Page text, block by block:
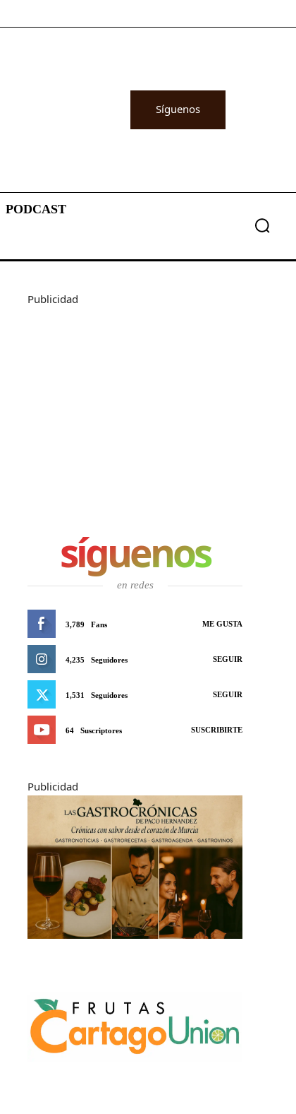
Síguenos
PODCAST
Publicidad
síguenos
en redes
3,789 Fans ME GUSTA
4,235 Seguidores SEGUIR
1,531 Seguidores SEGUIR
64 Suscriptores SUSCRIBIRTE
Publicidad